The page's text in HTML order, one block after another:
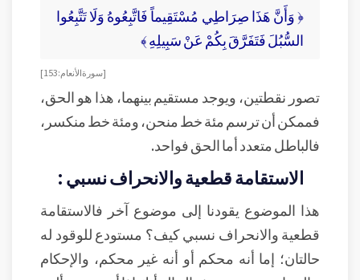
﴿ وَأَنَّ هَذَا صِرَاطِي مُسْتَقِيماً فَاتَّبِعُوهُ وَلَا تَتَّبِعُوا
السُّبُلَ فَتَفَرَّقَ بِكُمْ عَنْ سَبِيلِهِ ﴾
[ سورة الأنعام: 153 ]
تصور نقطتين، ويوجد مستقيم بينهما، هذا هو الحق،
فممكن أن ترسم مئة خط منحن، ومئة خط منكسر،
فالباطل متعدد أما الحق فواحد.
الاستقامة قطعية والانحراف نسبي :
هذا الموضوع يقودنا إلى موضوع آخر فالاستقامة
قطعية والانحراف نسبي كيف؟ مستودع للوقود له
حالتان؛ إما أنه محكم أو أنه غير محكم، والإحكام